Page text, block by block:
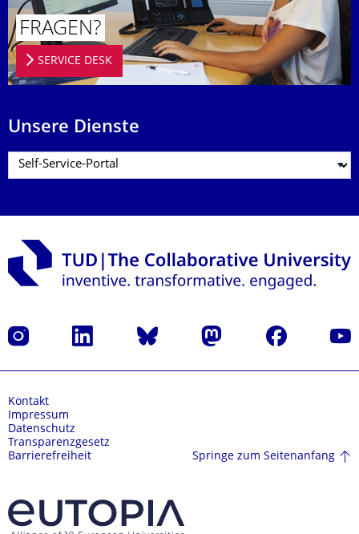
FRAGEN?
SERVICE DESK
Unsere Dienste
Instagram LinkedIn Bluesky Mastodon Facebook
Kontakt
Impressum
Datenschutz
Transparenzgesetz
Barrierefreiheit
Springe zum Seitenanfang